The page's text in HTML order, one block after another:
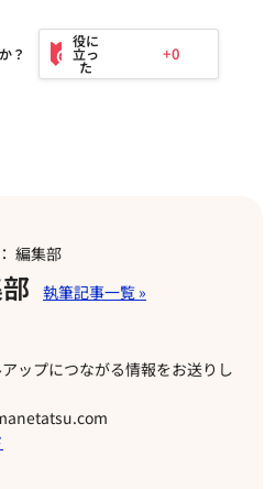
？ +0
編集部
ップにつながる情報をお送りし